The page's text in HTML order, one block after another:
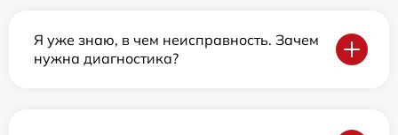
Я уже знаю, в чем неисправность. Зачем
нужна диагностика?